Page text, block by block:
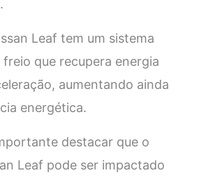
Leaf tem um sistema
que recupera energia
aumentando ainda
energética.
destacar que o
Leaf pode ser impactado